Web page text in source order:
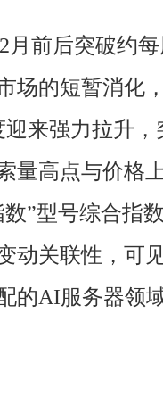
月前后突破约
场的短暂消化
来强力拉升
量高点与价格
”型号综合指
动关联性，可
的AI服务器领